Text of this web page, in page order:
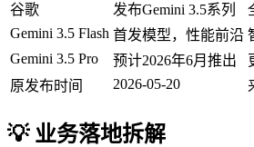
谷歌
发布Gemini 3.5系列
Gemini 3.5 Flash 首发模型，性能前沿
Gemini 3.5 Pro
预计2026年6月推出
原发布时间
2026-05-20
💡 业务落地拆解